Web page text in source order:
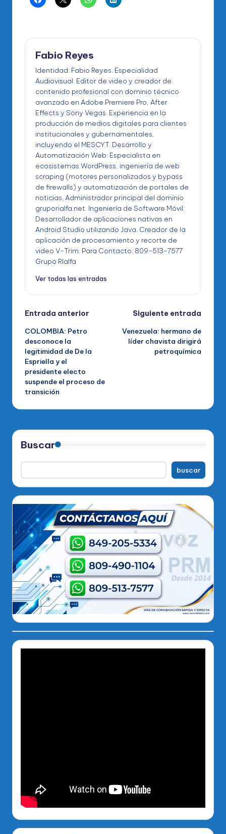
Fabio Reyes
Identidad: Fabio Reyes. Especialidad
Audiovisual: Editor de video y creador de
contenido profesional con dominio técnico
avanzado en Adobe Premiere Pro, After
Effects y Sony Vegas. Experiencia en la
producción de medios digitales para clientes
institucionales y gubernamentales,
incluyendo el MESCYT. Desarrollo y
Automatización Web: Especialista en
ecosistemas WordPress, ingeniería de web
scraping (motores personalizados y bypass
de firewalls) y automatización de portales de
noticias. Administrador principal del dominio
gruporialfa.net. Ingeniería de Software Móvil:
Desarrollador de aplicaciones nativas en
Android Studio utilizando Java. Creador de la
aplicación de procesamiento y recorte de
video V-Trim. Para Contacto: 809-513-7577
Grupo RIalfa
Ver todas las entradas
Navegación
de
entradas
Entrada anterior
COLOMBIA: Petro
desconoce la
legitimidad de De la
Espriella y el
presidente electo
suspende el proceso de
transición
Siguiente entrada
Venezuela: hermano de
líder chavista dirigirá
petroquímica
Buscar
buscar